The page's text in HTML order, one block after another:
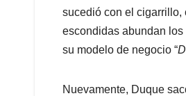
sucedió con el cigarrillo,
escondidas abundan los
su modelo de negocio “
Nuevamente, Duque